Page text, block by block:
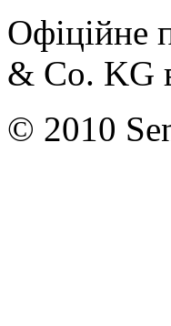
Офіційне
& Co. KG
© 2010